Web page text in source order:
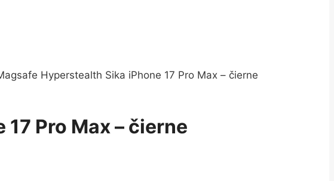
Hyperstealth Sika iPhone 17 Pro Max – čierne
Pro Max – čierne